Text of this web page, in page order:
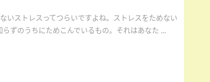
いストレスってつらいですよね。ストレスをためない
ずのうちにためこんでいるもの。それはあなた ...